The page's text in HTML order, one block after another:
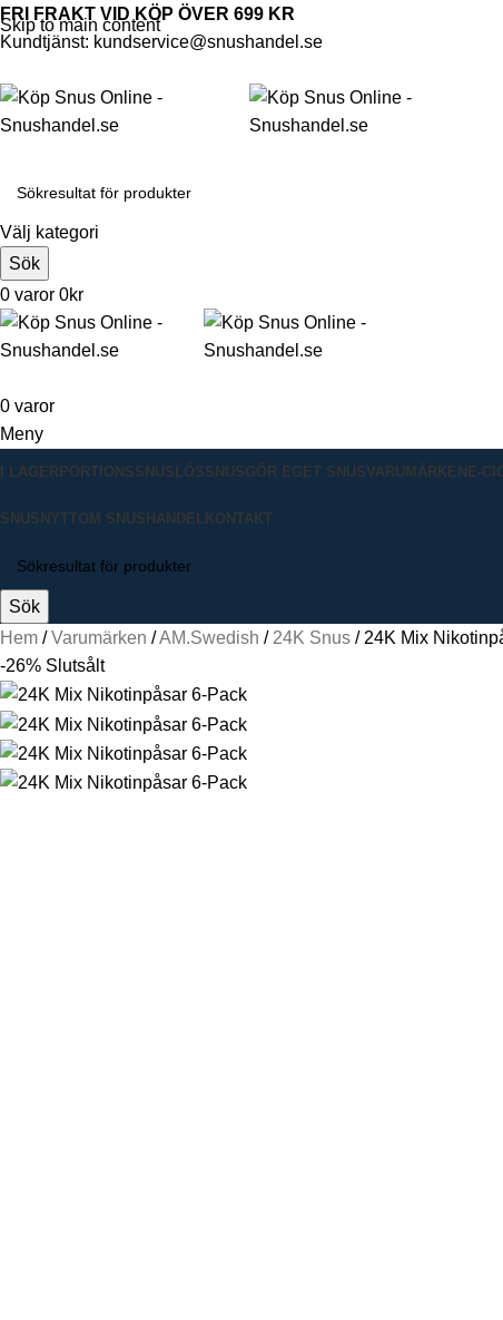
Skip to main content
FRI FRAKT VID KÖP ÖVER 699 KR
Kundtjänst: kundservice@snushandel.se
Välj kategori
Sök
0 varor 0kr
0 varor
Meny
I LAGER PORTIONSSNUS LÖSSNUSGÖR EGET SNUSVARUMÄRKEN E-
SNUSNYTTOM SNUSHANDEL KONTAKT
Sök
Hem
Varumärken AM.Swedish 24K Snus 24K Mix
-26% Slutsålt